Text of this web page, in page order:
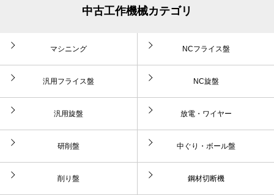
中古工作機械カテゴリ
マシニング NCフライス盤
汎用フライス盤 NC旋盤
汎用旋盤 放電・ワイヤー
研削盤 中ぐり・ボール盤
削り盤 鋼材切断機